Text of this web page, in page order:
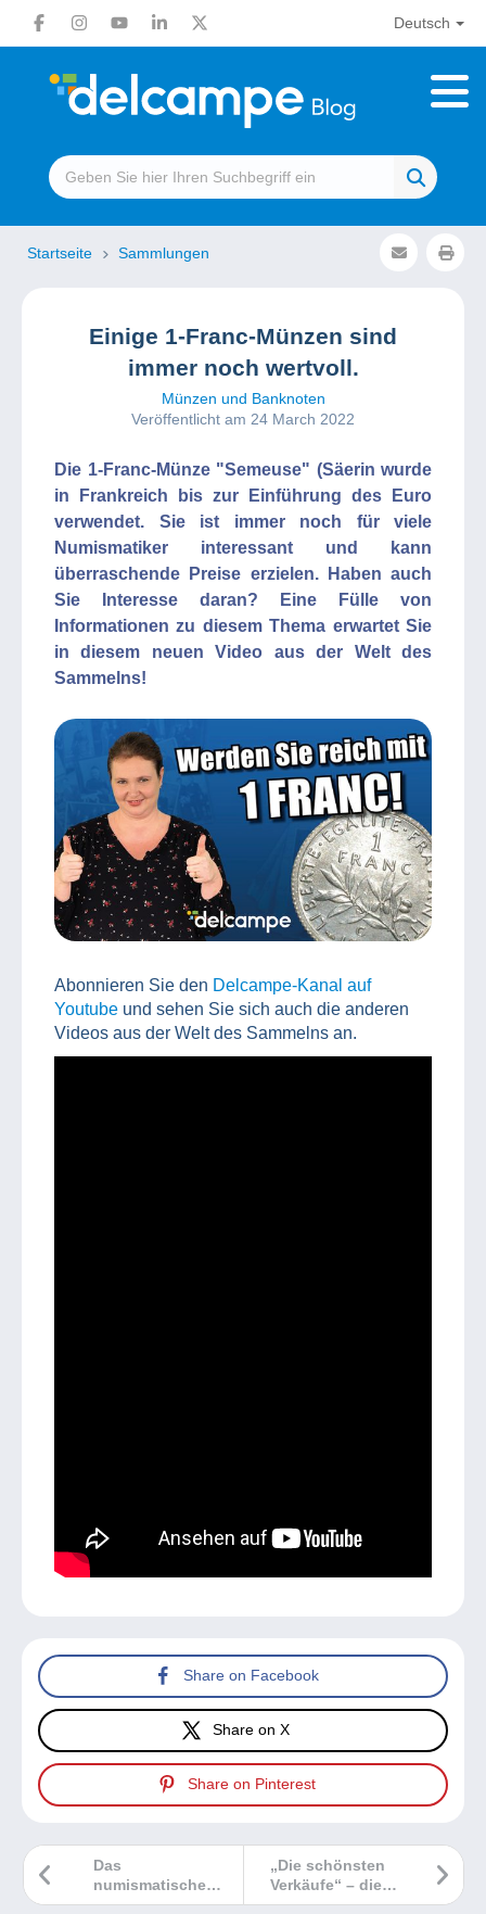
Deutsch
Startseite Sammlungen
Einige 1-Franc-Münzen sind
immer noch wertvoll.
Münzen und Banknoten
Veröffentlicht am 24 March 2022
Die 1-Franc-Münze "Semeuse" (Säerin wurde
in Frankreich bis zur Einführung des Euro
verwendet. Sie ist immer noch für viele
Numismatiker interessant und kann
überraschende Preise erzielen. Haben auch
Sie Interesse daran? Eine Fülle von
Informationen zu diesem Thema erwartet Sie
in diesem neuen Video aus der Welt des
Sammelns!
Abonnieren Sie den Delcampe-Kanal auf
Youtube und sehen Sie sich auch die anderen
Videos aus der Welt des Sammelns an.
Share on Facebook
Share on X
Share on Pinterest
„Die schönsten
Verkäufe“ – die
neue Videoreihe
Das
numismatische
Auktionshaus